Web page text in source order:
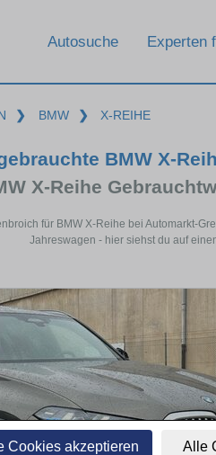
Cookies akzeptieren Alle
Autosuche Experten
❯ BMW ❯ X-REIHE
BMW X-
X-Reihe
für BMW X-Reihe bei Automarkt-
Jahreswagen - hier siehst du auf